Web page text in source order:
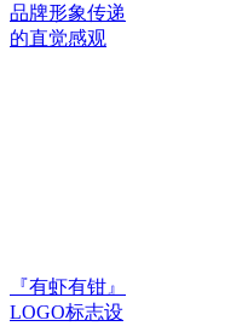
品牌形象传递
的直觉感观
『有虾有钳』
LOGO标志设